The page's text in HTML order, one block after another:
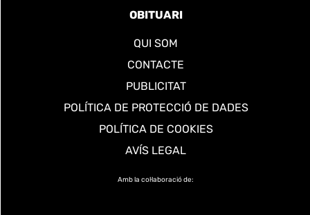
OBITUARI
QUI SOM
CONTACTE
PUBLICITAT
POLÍTICA DE PROTECCIÓ DE DADES
POLÍTICA DE COOKIES
AVÍS LEGAL
Amb la col·laboració de: